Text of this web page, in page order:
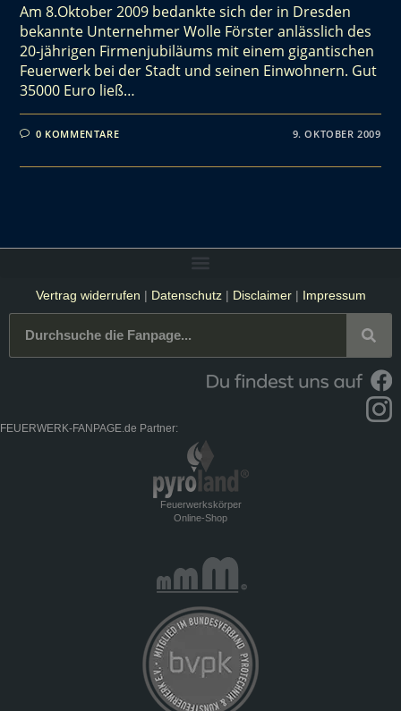
Am 8.Oktober 2009 bedankte sich der in Dresden
bekannte Unternehmer Wolle Förster anlässlich des
20-jährigen Firmenjubiläums mit einem gigantischen
Feuerwerk bei der Stadt und seinen Einwohnern. Gut
35000 Euro ließ…
0 KOMMENTARE 9. OKTOBER 2009
Vertrag widerrufen | Datenschutz| Disclaimer| Impressum
FEUERWERK-FANPAGE.de Partner:
Feuerwerkskörper
Online-Shop